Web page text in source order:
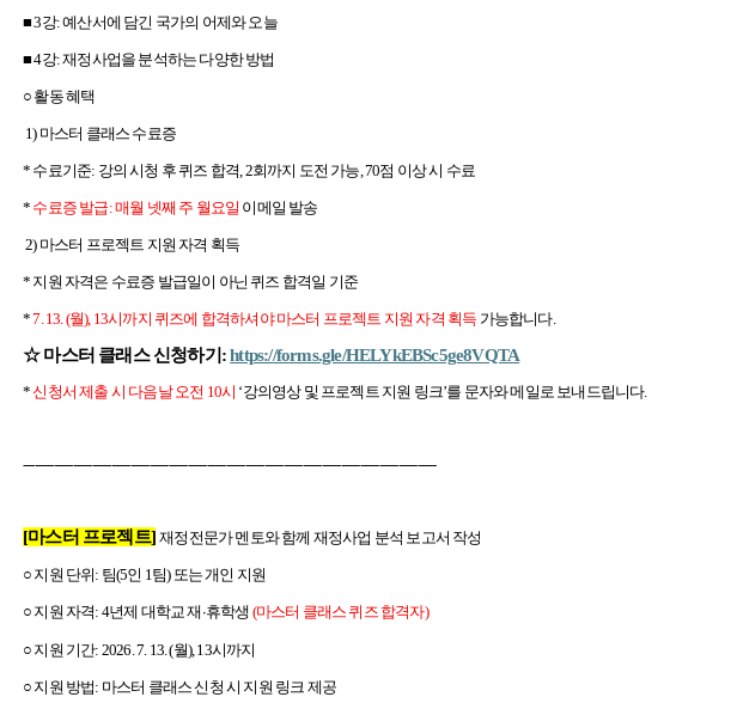
■ 3강: 예산서에 담긴 국가의 어제와 오늘
■ 4강: 재정사업을 분석하는 다양한 방법
○ 활동 혜택
1) 마스터 클래스 수료증
* 수료기준: 강의 시청 후 퀴즈 합격, 2회까지 도전 가능, 70점 이상 시 수료
* 수료증 발급: 매월 넷째 주 월요일 이메일 발송
2) 마스터 프로젝트 지원 자격 획득
* 지원 자격은 수료증 발급일이 아닌 퀴즈 합격일 기준
*7. 13. (월), 13시까지 퀴즈에 합격하셔야 마스터 프로젝트 지원 자격 획득 가능합니다.
☆ 마스터 클래스 신청하기:https://forms.gle/HELYkEBSc5ge8VQTA
*신청서 제출 시 다음날 오전 10시 ‘강의영상 및 프로젝트 지원 링크’를 문자와 메일로 보내드립니다.
------------------------------------------------------------------------------------------------------------
[마스터 프로젝트] 재정전문가 멘토와 함께 재정사업 분석 보고서 작성
○ 지원 단위: 팀(5인 1팀) 또는 개인 지원
○ 지원 자격: 4년제 대학교 재 ∙휴학생 (마스터 클래스 퀴즈 합격자)
○ 지원 기간: 2026. 7. 13. (월), 13시까지
○ 지원 방법: 마스터 클래스 신청 시 지원 링크 제공